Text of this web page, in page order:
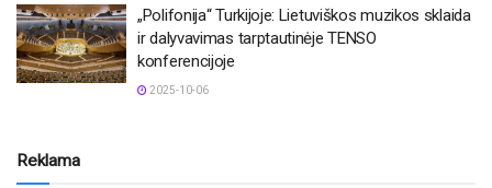
„Polifonija“ Turkijoje: Lietuviškos muzikos sklaida
ir dalyvavimas tarptautinėje TENSO
konferencijoje
2025-10-06
Reklama